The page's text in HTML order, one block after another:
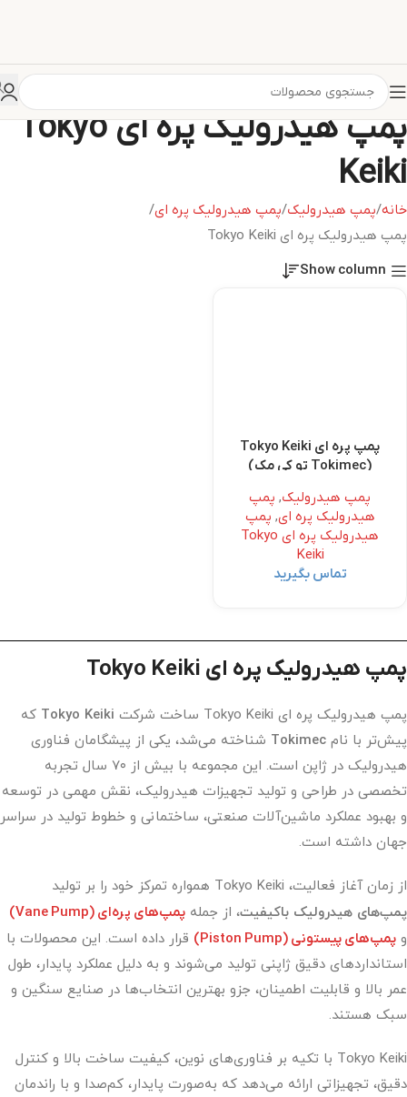
پمپ هیدرولیک پره ای Tokyo
Keiki
خانه پمپ هیدرولیک پمپ هیدرولیک پره ای
پمپ هیدرولیک پره ای Tokyo Keiki
Show column
پمپ پره ای Tokyo Keiki
(Tokimec تو کی مک)
پمپ هیدرولیک, پمپ
هیدرولیک پره ای, پمپ
هیدرولیک پره ای Tokyo
Keiki
تماس بگیرید
پمپ هیدرولیک پره ای Tokyo Keiki
پمپ هیدرولیک پره ای Tokyo Keiki ساخت شرکت Tokyo Keiki که
پیش‌تر با نام Tokimec شناخته می‌شد، یکی از پیشگامان فناوری
هیدرولیک در ژاپن است. این مجموعه با بیش از ۷۰ سال تجربه
تخصصی در طراحی و تولید تجهیزات هیدرولیک، نقش مهمی در توسعه
و بهبود عملکرد ماشین‌آلات صنعتی، ساختمانی و خطوط تولید در سراسر
جهان داشته است.
از زمان آغاز فعالیت، Tokyo Keiki همواره تمرکز خود را بر تولید
پمپ‌های هیدرولیک باکیفیت، از جمله پمپ‌های پره‌ای (Vane Pump)
و پمپ‌های پیستونی (Piston Pump)
قرار داده است. این محصولات با
استانداردهای دقیق ژاپنی تولید می‌شوند و به دلیل عملکرد پایدار، طول
عمر بالا و قابلیت اطمینان، جزو بهترین انتخاب‌ها در صنایع سنگین و
سبک هستند.
Tokyo Keiki با تکیه بر فناوری‌های نوین، کیفیت ساخت بالا و کنترل
دقیق، تجهیزاتی ارائه می‌دهد که به‌صورت پایدار، کم‌صدا و با راندمان